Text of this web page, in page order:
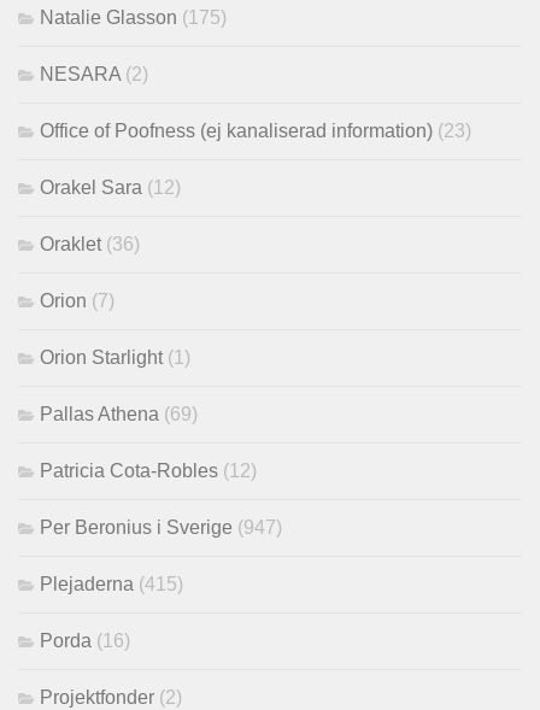
Natalie Glasson (175)
NESARA (2)
Office of Poofness (ej kanaliserad information) (23)
Orakel Sara (12)
Oraklet (36)
Orion (7)
Orion Starlight (1)
Pallas Athena (69)
Patricia Cota-Robles (12)
Per Beronius i Sverige (947)
Plejaderna (415)
Porda (16)
Projektfonder (2)